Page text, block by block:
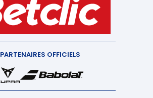
PARTENAIRES OFFICIELS